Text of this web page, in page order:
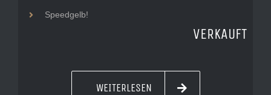
Speedgelb!
VERKAUFT
WEITERLESEN